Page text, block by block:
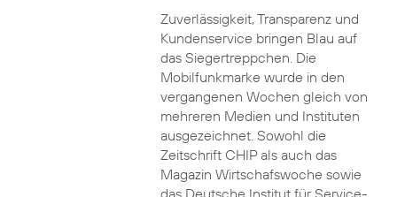
Zuverlässigkeit, Transparenz und
Kundenservice bringen Blau auf
das Siegertreppchen. Die
Mobilfunkmarke wurde in den
vergangenen Wochen gleich von
mehreren Medien und Instituten
ausgezeichnet. Sowohl die
Zeitschrift CHIP als auch das
Magazin Wirtschafswoche sowie
das Deutsche Institut für Service-